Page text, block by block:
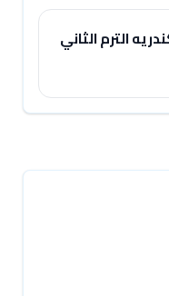
الترم الثاني